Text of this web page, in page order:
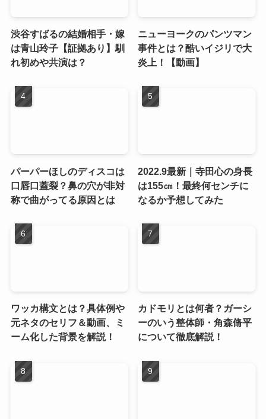
渋谷すばるの結婚相手・嫁
は青山玲子【証拠あり】馴
れ初めや共演は？
ニューヨークのパンツマン
事件とは？酷いイジリで大
炎上！【動画】
パーパーほしのディスコは
口唇口蓋裂？鼻の穴が非対
称で曲がってる原因とは
2022.9最新｜寺田心の身長
は155㎝！最終何センチに
なるか予想してみた
ワッカ構文とは？具体例や
元ネタのセリフ＆動画、ミ
ーム化した背景を解説！
カドモリとは何者？ガーシ
ーのいう整体師・角森脩平
について徹底解説！